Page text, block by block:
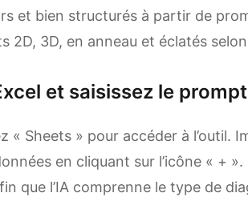
et bien structurés à partir de
2D, 3D, en anneau et éclatés
et saisissez le prompt
« Sheets » pour accéder à l’outil.
en cliquant sur l’icône « + ».
que l’IA comprenne le type de